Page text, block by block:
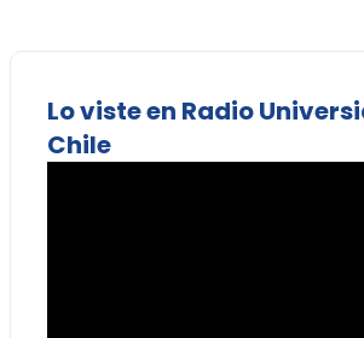
Lo viste en Radio
Chile